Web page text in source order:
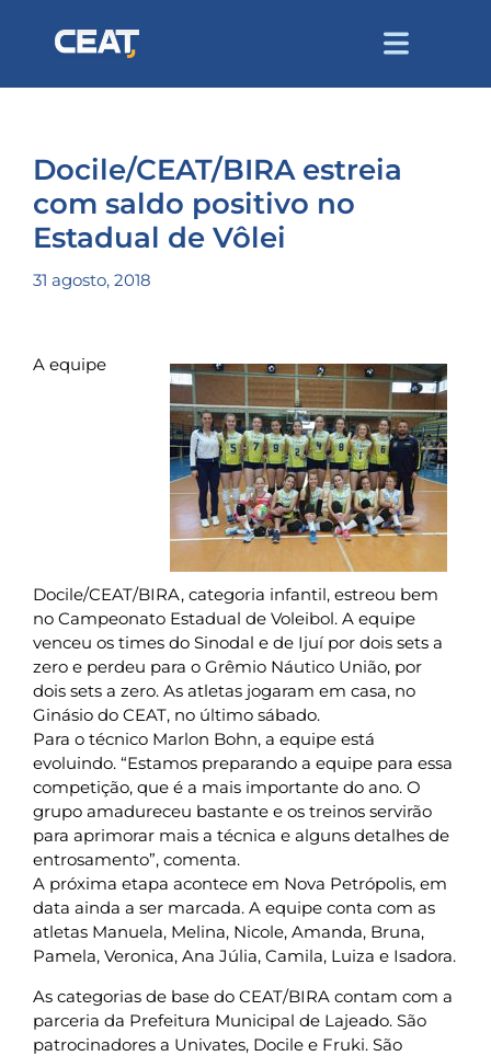
Docile/CEAT/BIRA estreia
com saldo positivo no
Estadual de Vôlei
31 agosto, 2018
A equipe
Docile/CEAT/BIRA, categoria infantil, estreou bem
no Campeonato Estadual de Voleibol. A equipe
venceu os times do Sinodal e de Ijuí por dois sets a
zero e perdeu para o Grêmio Náutico União, por
dois sets a zero. As atletas jogaram em casa, no
Ginásio do CEAT, no último sábado.
Para o técnico Marlon Bohn, a equipe está
evoluindo. “Estamos preparando a equipe para essa
competição, que é a mais importante do ano. O
grupo amadureceu bastante e os treinos servirão
para aprimorar mais a técnica e alguns detalhes de
entrosamento”, comenta.
A próxima etapa acontece em Nova Petrópolis, em
data ainda a ser marcada. A equipe conta com as
atletas Manuela, Melina, Nicole, Amanda, Bruna,
Pamela, Veronica, Ana Júlia, Camila, Luiza e Isadora.
As categorias de base do CEAT/BIRA contam com a
parceria da Prefeitura Municipal de Lajeado. São
patrocinadores a Univates, Docile e Fruki. São